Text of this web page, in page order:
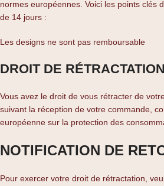
normes européennes. Voici les points clés
de 14 jours :
Les designs ne sont pas remboursable
DROIT DE RÉTRACTATION
Vous avez le droit de vous rétracter de
suivant la réception de votre commande,
européenne sur la protection des
NOTIFICATION DE
Pour exercer votre droit de rétractation,